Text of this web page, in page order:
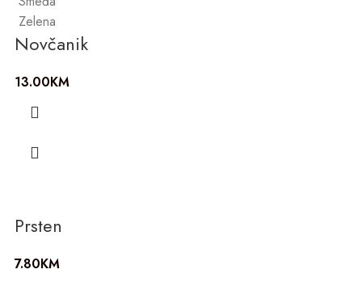
Zelena
Novčanik
13.00KM
Prsten
7.80KM